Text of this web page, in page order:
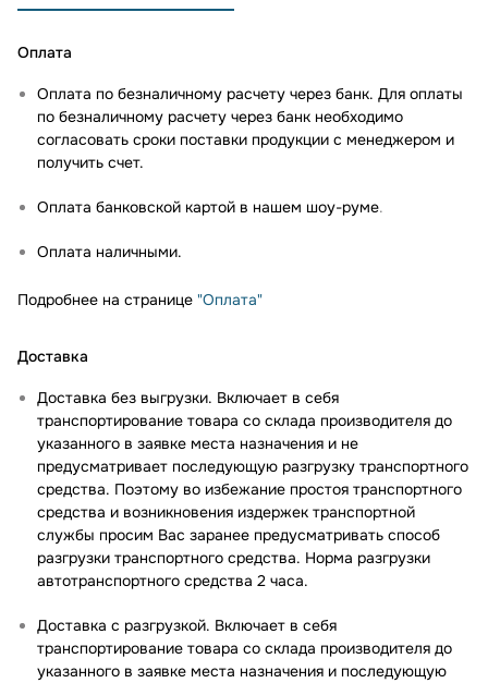
Оплата
Оплата по безналичному расчету через банк. Для оплаты
по безналичному расчету через банк необходимо
согласовать сроки поставки продукции с менеджером и
получить счет.
Оплата банковской картой в нашем шоу-руме.
Оплата наличными.
Подробнее на странице "Оплата"
Доставка
Доставка без выгрузки. Включает в себя
транспортирование товара со склада производителя до
указанного в заявке места назначения и не
предусматривает последующую разгрузку транспортного
средства. Поэтому во избежание простоя транспортного
средства и возникновения издержек транспортной
службы просим Вас заранее предусматривать способ
разгрузки транспортного средства. Норма разгрузки
автотранспортного средства 2 часа.
Доставка с разгрузкой. Включает в себя
транспортирование товара со склада производителя до
указанного в заявке места назначения и последующую